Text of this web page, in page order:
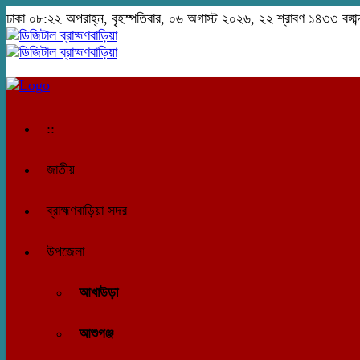
ঢাকা ০৮:২২ অপরাহ্ন, বৃহস্পতিবার, ০৬ অগাস্ট ২০২৬, ২২ শ্রাবণ ১৪৩৩
::
জাতীয়
ব্রাহ্মণবাড়িয়া সদর
উপজেলা
আখাউড়া
আশুগঞ্জ